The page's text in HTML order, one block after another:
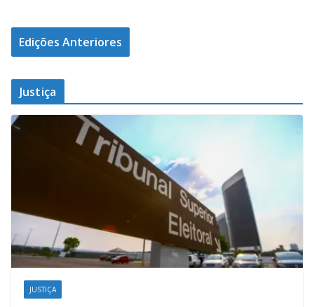
Edições Anteriores
Justiça
JUSTIÇA